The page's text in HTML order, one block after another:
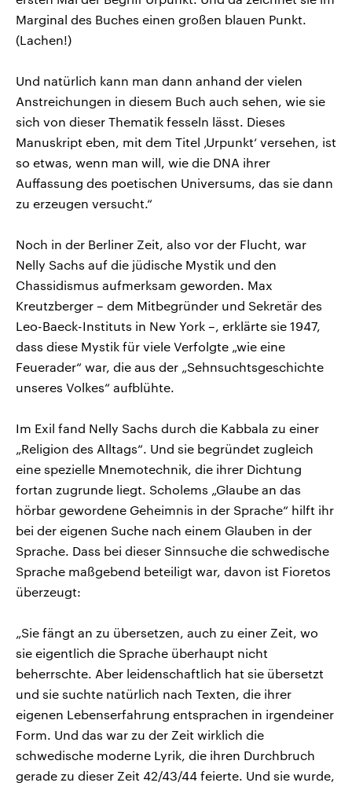
Marginal des Buches einen großen blauen Punkt.
(Lachen!)
Und natürlich kann man dann anhand der vielen
Anstreichungen in diesem Buch auch sehen, wie sie
sich von dieser Thematik fesseln lässt. Dieses
Manuskript eben, mit dem Titel ‚Urpunkt‘ versehen, ist
so etwas, wenn man will, wie die DNA ihrer
Auffassung des poetischen Universums, das sie dann
zu erzeugen versucht.“
Noch in der Berliner Zeit, also vor der Flucht, war
Nelly Sachs auf die jüdische Mystik und den
Chassidismus aufmerksam geworden. Max
Kreutzberger – dem Mitbegründer und Sekretär des
Leo-Baeck-Instituts in New York –, erklärte sie 1947,
dass diese Mystik für viele Verfolgte „wie eine
Feuerader“ war, die aus der „Sehnsuchtsgeschichte
unseres Volkes“ aufblühte.
Im Exil fand Nelly Sachs durch die Kabbala zu einer
„Religion des Alltags“. Und sie begründet zugleich
eine spezielle Mnemotechnik, die ihrer Dichtung
fortan zugrunde liegt. Scholems „Glaube an das
hörbar gewordene Geheimnis in der Sprache“ hilft ihr
bei der eigenen Suche nach einem Glauben in der
Sprache. Dass bei dieser Sinnsuche die schwedische
Sprache maßgebend beteiligt war, davon ist Fioretos
überzeugt:
„Sie fängt an zu übersetzen, auch zu einer Zeit, wo
sie eigentlich die Sprache überhaupt nicht
beherrschte. Aber leidenschaftlich hat sie übersetzt
und sie suchte natürlich nach Texten, die ihrer
eigenen Lebenserfahrung entsprachen in irgendeiner
Form. Und das war zu der Zeit wirklich die
schwedische moderne Lyrik, die ihren Durchbruch
gerade zu dieser Zeit 42/43/44 feierte. Und sie wurde,